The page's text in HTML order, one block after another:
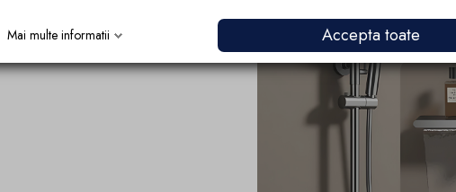
Mai multe informatii Accepta toate